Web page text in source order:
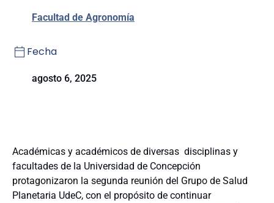
Facultad de Agronomía
Fecha
agosto 6, 2025
Académicas y académicos de diversas disciplinas y
facultades de la Universidad de Concepción
protagonizaron la segunda reunión del Grupo de Salud
Planetaria UdeC, con el propósito de continuar